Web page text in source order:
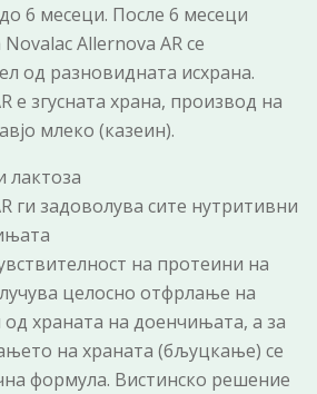
6 месеци. После 6 месеци
Allernova AR се
од разновидната исхрана.
е згусната храна, производ на
млеко (казеин).
лактоза
ги задоволува сите нутритивни
на протеини на
целосно отфрлање на
храната на доенчињата, а за
на храната (бљуцкање) се
формула. Вистинско решение